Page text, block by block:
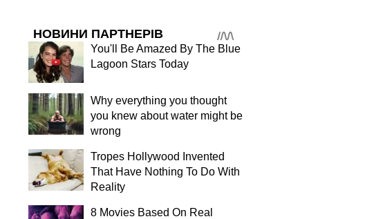
НОВИНИ ПАРТНЕРІВ
You'll Be Amazed By The Blue
Lagoon Stars Today
Why everything you thought
you knew about water might be
wrong
Tropes Hollywood Invented
That Have Nothing To Do With
Reality
8 Movies Based On Real